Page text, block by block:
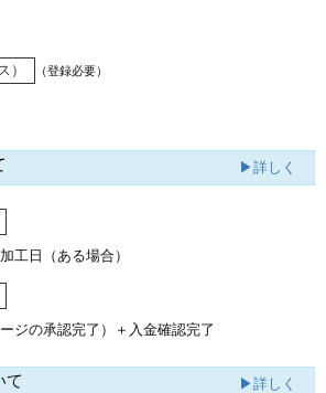
） （登録必要）
▶詳しく
工日（ある場合）
ジの承認完了） ＋入金確認完了
て ▶詳しく